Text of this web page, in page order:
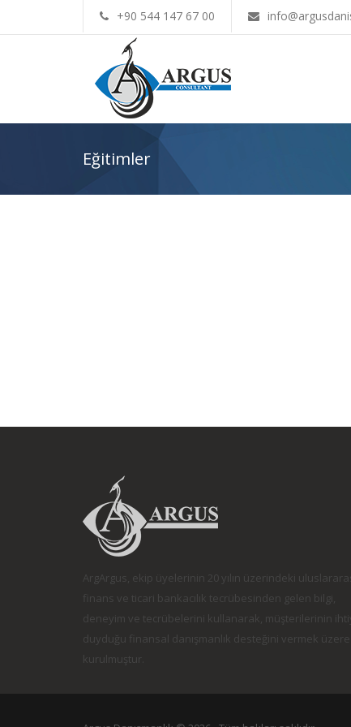
+90 544 147 67 00
Eğitimler
ArgArgus, ekip üyelerinin 20 yılın üzerindeki
finans ve ticari bankacılık tecrübesinden gelen bilgi,
deneyim ve tecrübelerini kullanarak, müşterilerinin
duyduğu finansal danışmanlık desteğini vermek üzere
kurulmuştur.